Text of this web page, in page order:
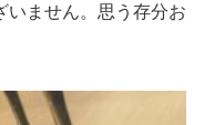
いません。思う存分お